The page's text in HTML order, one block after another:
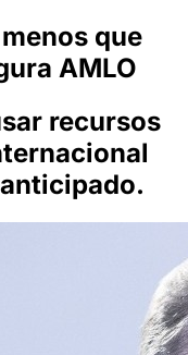
que
AMLO
recursos